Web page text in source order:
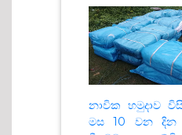
නාවික හමුදාව
මස 10 වන දින